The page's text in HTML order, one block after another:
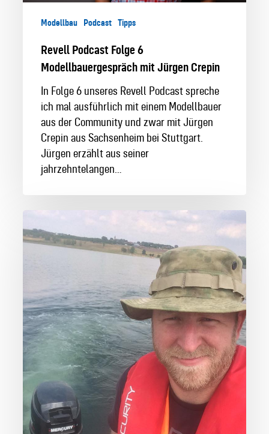
Modellbau Podcast Tipps
Revell Podcast Folge 6
Modellbauergespräch mit Jürgen Crepin
In Folge 6 unseres Revell Podcast spreche
ich mal ausführlich mit einem Modellbauer
aus der Community und zwar mit Jürgen
Crepin aus Sachsenheim bei Stuttgart.
Jürgen erzählt aus seiner
jahrzehntelangen…
Modellbauer
im
Interview:
von
Dunhill2005